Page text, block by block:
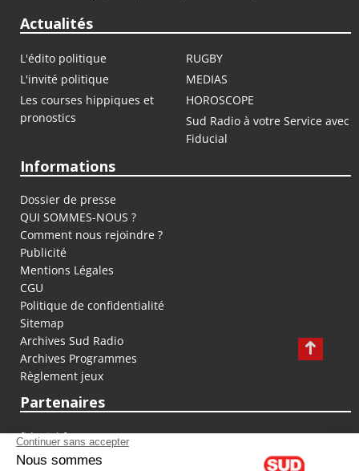
Actualités
L'édito politique
RUGBY
L'invité politique
MEDIAS
Les courses hippiques et
pronostics
HOROSCOPE
Sud Radio à votre Service avec
Fiducial
Informations
Dossier de presse
QUI SOMMES-NOUS ?
Comment nous rejoindre ?
Publicité
Mentions Légales
CGU
Politique de confidentialité
Sitemap
Archives Sud Radio
Archives Programmes
Règlement jeux
Partenaires
fiducial.fr
lyoncapitale.fr